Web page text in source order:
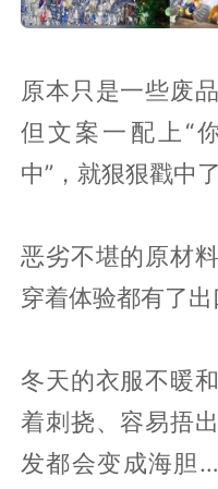
原本只是一些废
但文案一配上“
中”，就狠狠戳中
恶劣不堪的原材
穿着体验都有了出
冬天的衣服不暖
着刺挠、容易捂
发都会变成海胆